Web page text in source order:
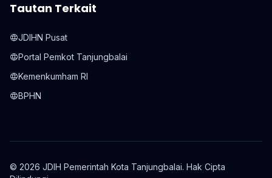
Tautan Terkait
JDIHN Pusat
Portal Pemkot Tanjungbalai
Kemenkumham RI
BPHN
© 2026 JDIH Pemerintah Kota Tanjungbalai. Hak Cipta